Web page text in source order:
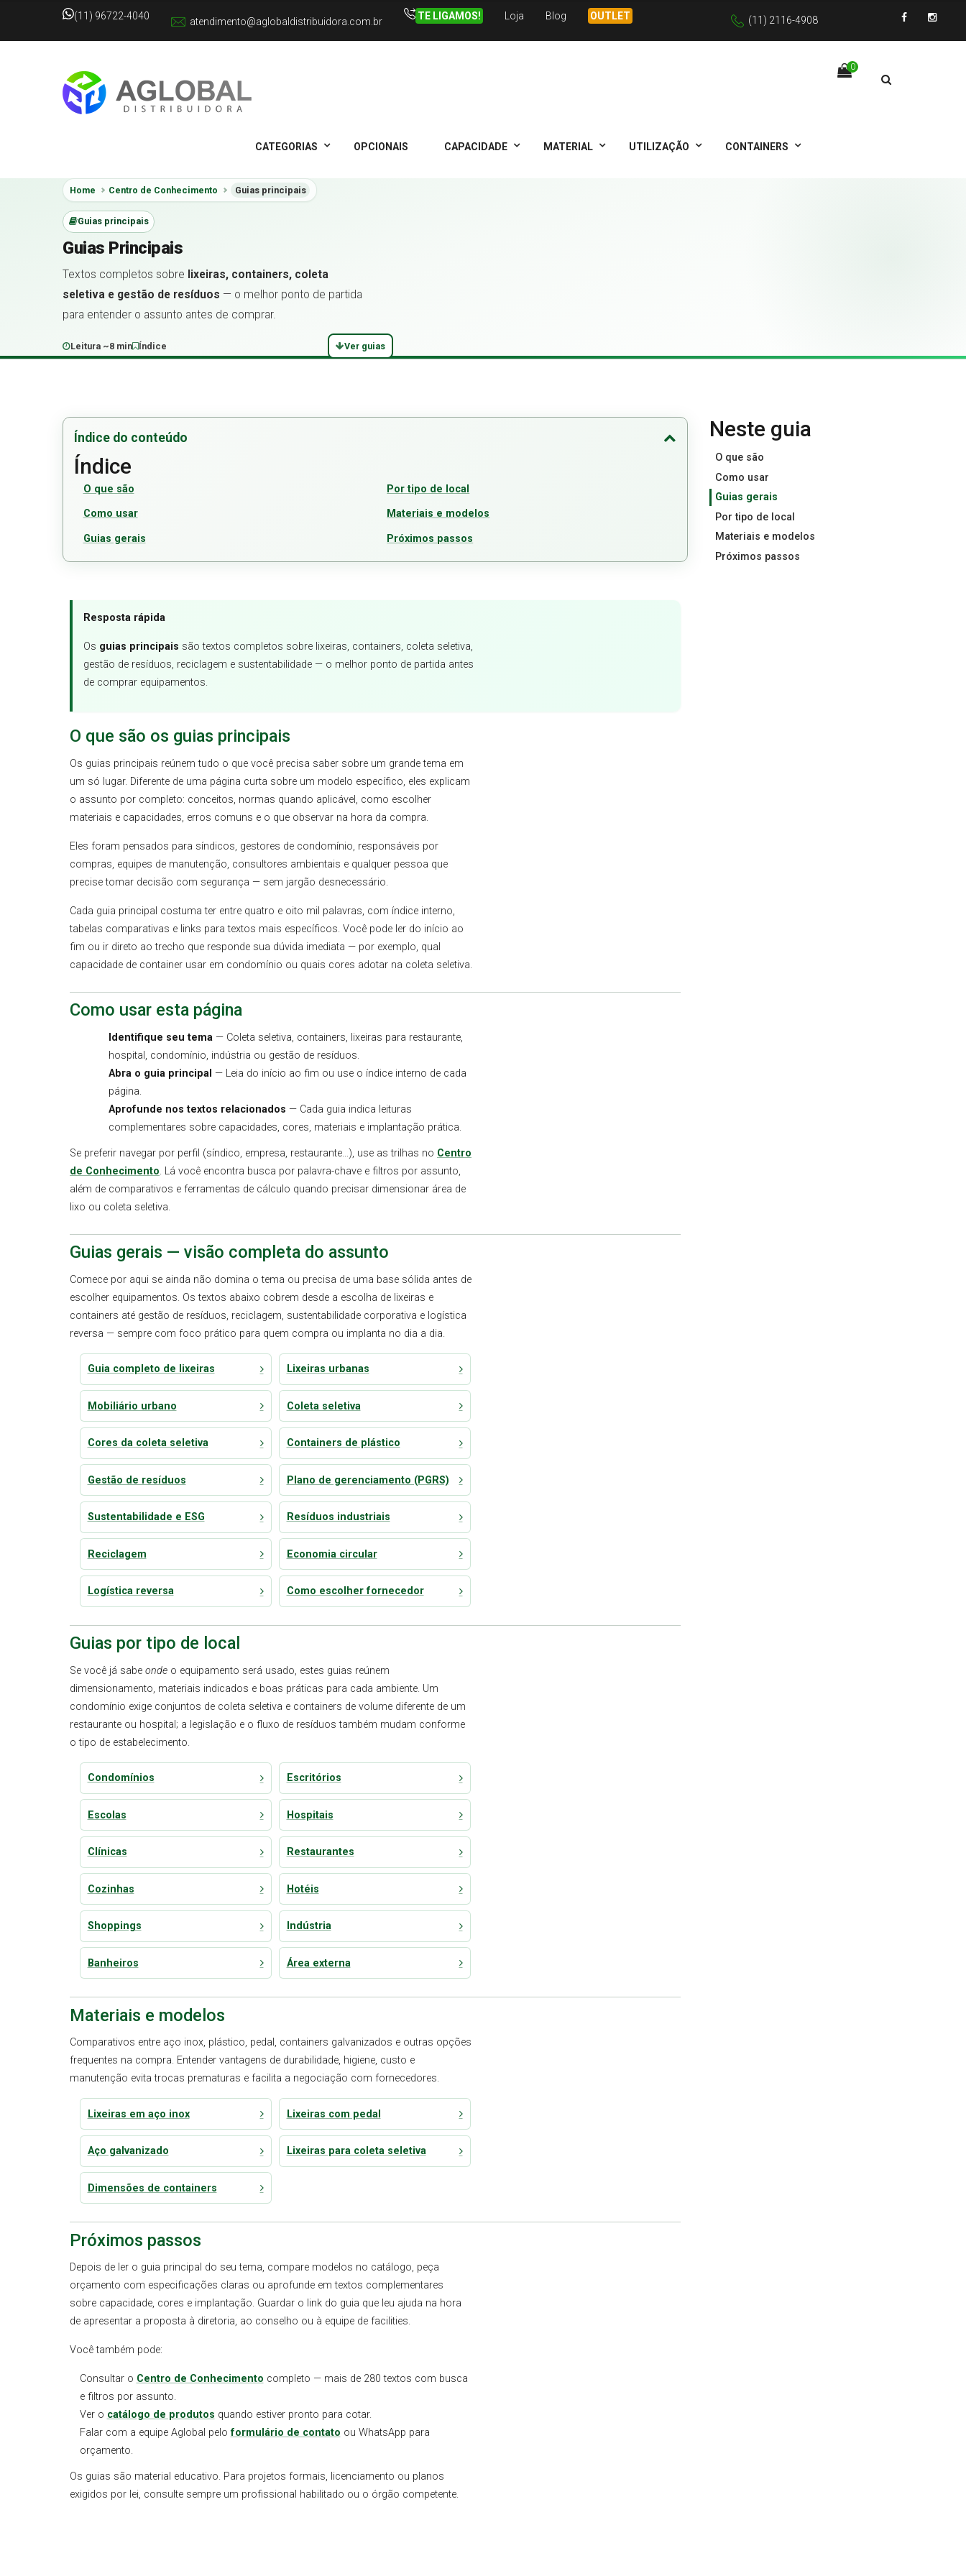
(11) 96722-4040 atendimento@aglobaldistribuidora.com.br TE LIGAMOS! Loja Blog OUTLET (11) 2116-4908
0
CATEGORIAS OPCIONAIS CAPACIDADE MATERIAL UTILIZAÇÃO CONTAINERS
Home Centro de Conhecimento Guias principais
Guias principais
Guias Principais
Textos completos sobre lixeiras, containers, coleta
seletiva e gestão de resíduos — o melhor ponto de partida
para entender o assunto antes de comprar.
Leitura ~8 min Índice Ver guias
Índice do conteúdo
Índice
O que são
Como usar
Guias gerais
Por tipo de local
Materiais e modelos
Próximos passos
Resposta rápida
Os guias principais são textos completos sobre lixeiras, containers, coleta seletiva,
gestão de resíduos, reciclagem e sustentabilidade — o melhor ponto de partida antes
de comprar equipamentos.
O que são os guias principais
Os guias principais reúnem tudo o que você precisa saber sobre um grande tema em
um só lugar. Diferente de uma página curta sobre um modelo específico, eles explicam
o assunto por completo: conceitos, normas quando aplicável, como escolher
materiais e capacidades, erros comuns e o que observar na hora da compra.
Eles foram pensados para síndicos, gestores de condomínio, responsáveis por
compras, equipes de manutenção, consultores ambientais e qualquer pessoa que
precise tomar decisão com segurança — sem jargão desnecessário.
Cada guia principal costuma ter entre quatro e oito mil palavras, com índice interno,
tabelas comparativas e links para textos mais específicos. Você pode ler do início ao
fim ou ir direto ao trecho que responde sua dúvida imediata — por exemplo, qual
capacidade de container usar em condomínio ou quais cores adotar na coleta seletiva.
Como usar esta página
Identifique seu tema— Coleta seletiva, containers, lixeiras para restaurante,
hospital, condomínio, indústria ou gestão de resíduos.
Abra o guia principal — Leia do início ao fim ou use o índice interno de cada
página.
Aprofunde nos textos relacionados — Cada guia indica leituras
complementares sobre capacidades, cores, materiais e implantação prática.
Se preferir navegar por perfil (síndico, empresa, restaurante…), use as trilhas no Centro
de Conhecimento. Lá você encontra busca por palavra-chave e filtros por assunto,
além de comparativos e ferramentas de cálculo quando precisar dimensionar área de
lixo ou coleta seletiva.
Guias gerais — visão completa do assunto
Comece por aqui se ainda não domina o tema ou precisa de uma base sólida antes de
escolher equipamentos. Os textos abaixo cobrem desde a escolha de lixeiras e
containers até gestão de resíduos, reciclagem, sustentabilidade corporativa e logística
reversa — sempre com foco prático para quem compra ou implanta no dia a dia.
Guia completo de lixeiras Lixeiras urbanas
Mobiliário urbano Coleta seletiva
Cores da coleta seletiva Containers de plástico
Gestão de resíduos Plano de gerenciamento (PGRS)
Sustentabilidade e ESG Resíduos industriais
Reciclagem Economia circular
Logística reversa Como escolher fornecedor
Guias por tipo de local
Se você já sabe onde o equipamento será usado, estes guias reúnem
dimensionamento, materiais indicados e boas práticas para cada ambiente. Um
condomínio exige conjuntos de coleta seletiva e containers de volume diferente de um
restaurante ou hospital; a legislação e o fluxo de resíduos também mudam conforme
o tipo de estabelecimento.
Condomínios Escritórios
Escolas Hospitais
Clínicas Restaurantes
Cozinhas Hotéis
Shoppings Indústria
Banheiros Área externa
Materiais e modelos
Comparativos entre aço inox, plástico, pedal, containers galvanizados e outras opções
frequentes na compra. Entender vantagens de durabilidade, higiene, custo e
manutenção evita trocas prematuras e facilita a negociação com fornecedores.
Lixeiras em aço inox Lixeiras com pedal
Aço galvanizado Lixeiras para coleta seletiva
Dimensões de containers
Próximos passos
Depois de ler o guia principal do seu tema, compare modelos no catálogo, peça
orçamento com especificações claras ou aprofunde em textos complementares
sobre capacidade, cores e implantação. Guardar o link do guia que leu ajuda na hora
de apresentar a proposta à diretoria, ao conselho ou à equipe de facilities.
Você também pode:
Consultar o Centro de Conhecimento completo — mais de 280 textos com busca
e filtros por assunto.
Ver o catálogo de produtos quando estiver pronto para cotar.
Falar com a equipe Aglobal peloformulário de contato ou WhatsApp para
orçamento.
Os guias são material educativo. Para projetos formais, licenciamento ou planos
exigidos por lei, consulte sempre um profissional habilitado ou o órgão competente.
Neste guia
O que são
Como usar
Guias gerais
Por tipo de local
Materiais e modelos
Próximos passos